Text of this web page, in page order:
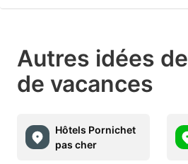
Autres idées
de vacances
Hôtels Pornichet
pas cher